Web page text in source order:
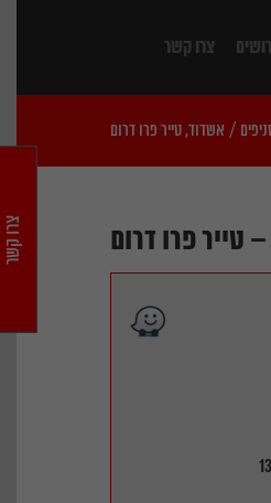
צרו קשר
/ אשדוד, טייר פרו דרום
טייר פרו דרום צרו קשר